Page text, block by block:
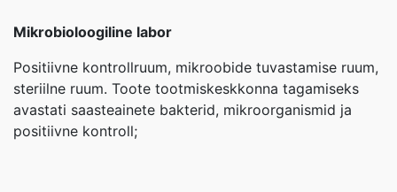
Mikrobioloogiline labor
Positiivne kontrollruum, mikroobide tuvastamise ruum,
steriilne ruum. Toote tootmiskeskkonna tagamiseks
avastati saasteainete bakterid, mikroorganismid ja
positiivne kontroll;